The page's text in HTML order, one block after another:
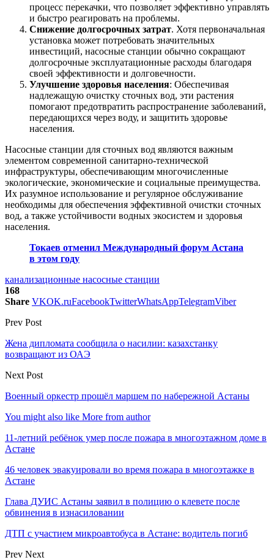
процесс перекачки, что позволяет эффективно управлять
и быстро реагировать на проблемы.
Снижение долгосрочных затрат. Хотя первоначальная
установка может потребовать значительных
инвестиций, насосные станции обычно сокращают
долгосрочные эксплуатационные расходы благодаря
своей эффективности и долговечности.
Улучшение здоровья населения: Обеспечивая
надлежащую очистку сточных вод, эти растения
помогают предотвратить распространение заболеваний,
передающихся через воду, и защитить здоровье
населения.
Насосные станции для сточных вод являются важным
элементом современной санитарно-технической
инфраструктуры, обеспечивающим многочисленные
экологические, экономические и социальные преимущества.
Их разумное использование и регулярное обслуживание
необходимы для обеспечения эффективной очистки сточных
вод, а также устойчивости водных экосистем и здоровья
населения.
Токаев отменил Международный форум Астана
в этом году
канализационные насосные станции
168
Share VKOK.ruFacebookTwitterWhatsAppTelegramViber
Prev Post
Жена дипломата сообщила о насилии: казахстанку
возвращают из ОАЭ
Next Post
Военный оркестр прошёл маршем по набережной Астаны
You might also like More from author
11-летний ребёнок умер после пожара в многоэтажном доме в
Астане
46 человек эвакуировали во время пожара в многоэтажке в
Астане
Глава ДУИС Астаны заявил в полицию о клевете после
обвинения в изнасиловании
ДТП с участием микроавтобуса в Астане: водитель погиб
Prev Next